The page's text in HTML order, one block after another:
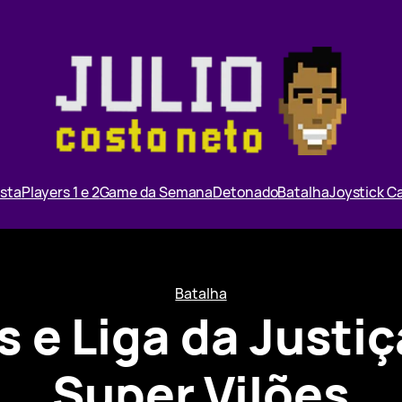
Players 1 e 2Game da SemanaDetonadoBatalhaJoystick
Batalha
Liga da